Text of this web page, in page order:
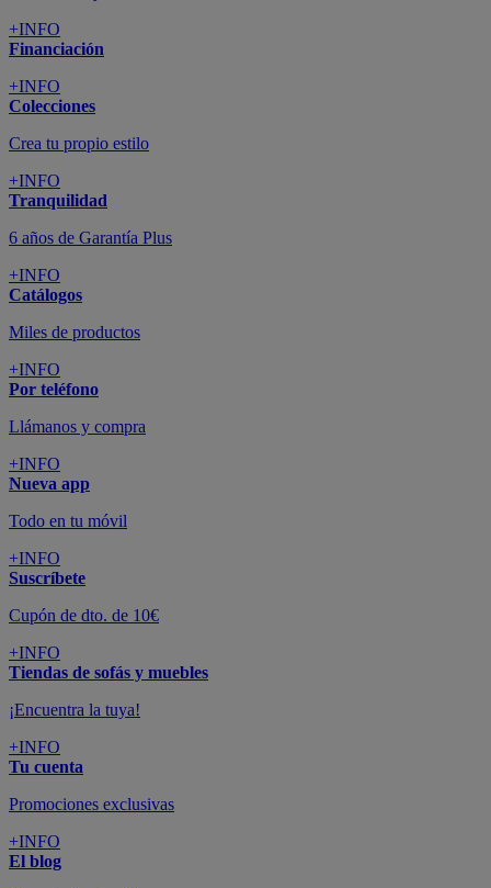
+INFO
Financiación
+INFO
Colecciones
Crea tu propio estilo
+INFO
Tranquilidad
6 años de Garantía Plus
+INFO
Catálogos
Miles de productos
+INFO
Por teléfono
Llámanos y compra
+INFO
Nueva app
Todo en tu móvil
+INFO
Suscríbete
Cupón de dto. de 10€
+INFO
Tiendas de sofás y muebles
¡Encuentra la tuya!
+INFO
Tu cuenta
Promociones exclusivas
+INFO
El blog